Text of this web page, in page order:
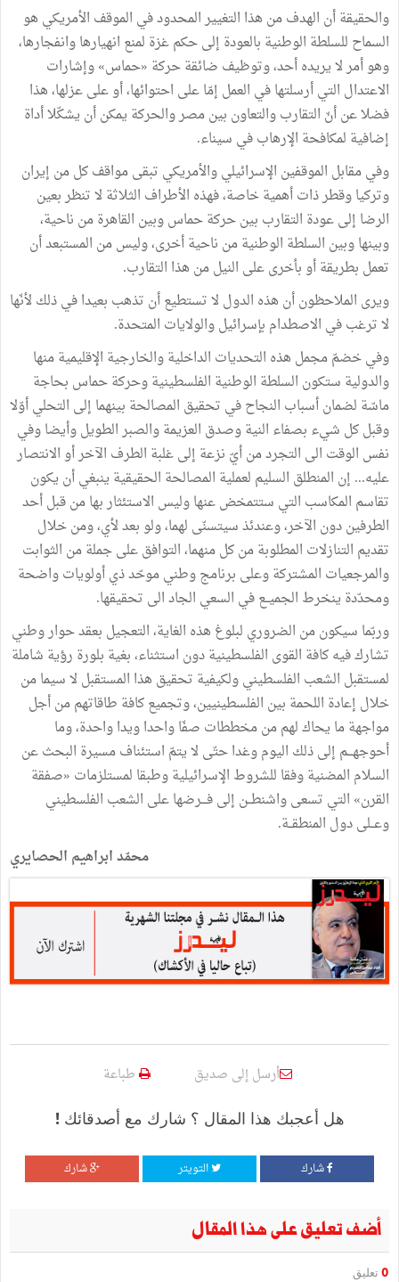
والحقيقة أن الهدف من هذا التغيير المحدود في الموقف الأمريكي هو
السماح للسلطة الوطنية بالعودة إلى حكم غزة لمنع انهيارها وانفجارها،
وهو أمر لا يريده أحد، وتوظيف ضائقة حركة «حماس» وإشارات
الاعتدال التي أرسلتها في العمل إمّا على احتوائها، أو على عزلها، هذا
فضلا عن أنّ التقارب والتعاون بين مصر والحركة يمكن أن يشكّلا أداة
إضافية لمكافحة الإرهاب في سيناء.
وفي مقابل الموقفين الإسرائيلي والأمريكي تبقى مواقف كل من إيران
وتركيا وقطر ذات أهمية خاصة، فهذه الأطراف الثلاثة لا تنظر بعين
الرضا إلى عودة التقارب بين حركة حماس وبين القاهرة من ناحية،
وبينها وبين السلطة الوطنية من ناحية أخرى، وليس من المستبعد أن
تعمل بطريقة أو بأخرى على النيل من هذا التقارب.
ويرى الملاحظون أن هذه الدول لا تستطيع أن تذهب بعيدا في ذلك لأنّها
لا ترغب في الاصطدام بإسرائيل والولايات المتحدة.
وفي خضمّ مجمل هذه التحديات الداخلية والخارجية الإقليمية منها
والدولية ستكون السلطة الوطنية الفلسطينية وحركة حماس بحاجة
ماسّة لضمان أسباب النجاح في تحقيق المصالحة بينهما إلى التحلي أوّلا
وقبل كل شيء بصفاء النية وصدق العزيمة والصبر الطويل وأيضا وفي
نفس الوقت الى التجرد من أيّ نزعة إلى غلبة الطرف الآخر أو الانتصار
عليه... إن المنطلق السليم لعملية المصالحة الحقيقية ينبغي أن يكون
تقاسم المكاسب التي ستتمخض عنها وليس الاستئثار بها من قبل أحد
الطرفين دون الآخر، وعندئذ سيتسنّى لهما، ولو بعد لأي، ومن خلال
تقديم التنازلات المطلوبة من كل منهما، التوافق على جملة من الثوابت
والمرجعيات المشتركة وعلى برنامج وطني موحّد ذي أولويات واضحة
ومحدّدة ينخرط الجميــع في السعي الجاد الى تحقيقها.
وربّما سيكون من الضروري لبلوغ هذه الغاية، التعجيل بعقد حوار وطني
تشارك فيه كافة القوى الفلسطينية دون استثناء، بغية بلورة رؤية شاملة
لمستقبل الشعب الفلسطيني ولكيفية تحقيق هذا المستقبل لا سيما من
خلال إعادة اللحمة بين الفلسطينيين، وتجميع كافة طاقاتهم من أجل
مواجهة ما يحاك لهم من مخططات صفّا واحدا ويدا واحدة، وما
أحوجهـــم إلى ذلك اليوم وغدا حتّى لا يتمّ استئناف مسيرة البحث عن
السلام المضنية وفقا للشروط الإسرائيلية وطبقا لمستلزمات «صفقة
القرن» التي تسعى واشنطــن إلى فـــرضها على الشعب الفلسطيني
وعــلى دول المنطقــة.
محمّد ابراهيم الحصايري
أرسل إلى صديق طباعة
هل أعجبك هذا المقال ؟ شارك مع أصدقائك !
شارك التويتر شارك
أضف تعليق على هذا المقال
0 تعليق